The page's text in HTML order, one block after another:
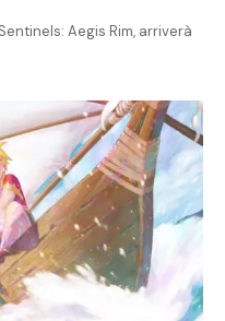
Aegis Rim, arriverà